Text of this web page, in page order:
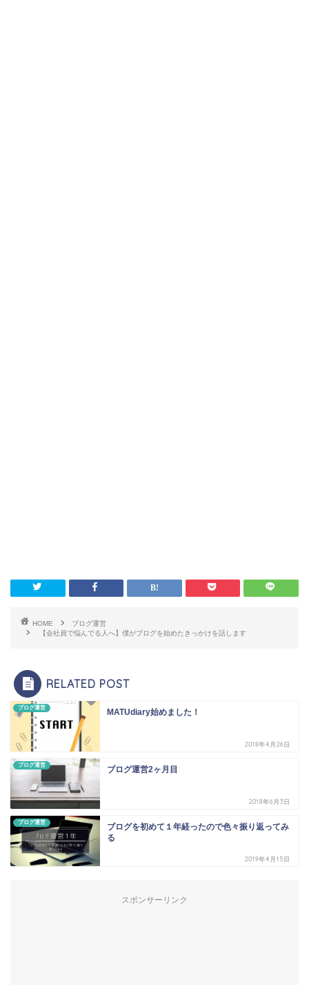
HOME
ブログ運営
【会社員で悩んでる人へ】僕がブログを始めたきっかけを話します
RELATED POST
ブログ運営 MATUdiary始めました！
2018年4月26日
ブログ運営 ブログ運営2ヶ月目
2018年6月3日
ブログ運営
ブログを初めて１年経ったので色々振り返ってみ
る
2019年4月15日
スポンサーリンク